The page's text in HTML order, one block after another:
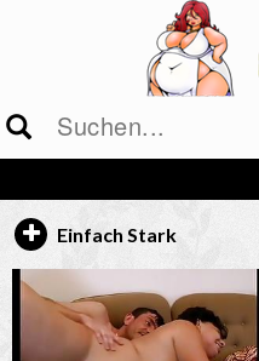
Einfach Stark